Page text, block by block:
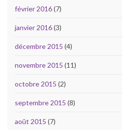
février 2016(7)
janvier 2016(3)
décembre 2015 (4)
novembre 2015 (11)
octobre 2015 (2)
septembre 2015 (8)
août 2015 (7)